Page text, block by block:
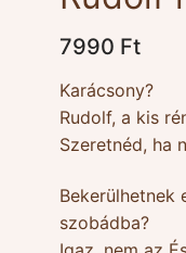
7990 Ft
Karácsony?
Rudolf, a kis
Szeretnéd, ha
Bekerülhetnek
szobádba?